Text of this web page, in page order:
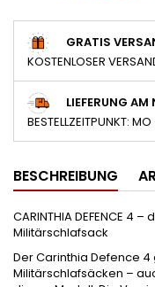
GRATIS
KOSTENLOSER
LIEFERUNG
BESTELLZEITPUNKT:
BESCHREIBUNG
CARINTHIA DEFENCE
Militärschlafsack
Der Carinthia Defence
Militärschlafsäcken –